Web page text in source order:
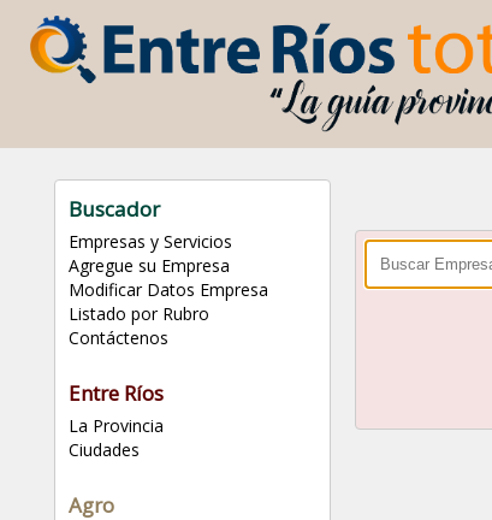
Buscador
Empresas y Servicios
Agregue su Empresa
Modificar Datos Empresa
Listado por Rubro
Contáctenos
Entre Ríos
La Provincia
Ciudades
Agro